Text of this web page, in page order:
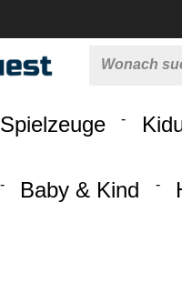
Spielzeuge
Baby & Kind